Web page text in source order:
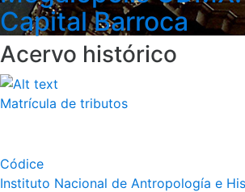
Capital Barroca
Acervo histórico
Matrícula de tributos
Códice
Instituto Nacional de Antropología e